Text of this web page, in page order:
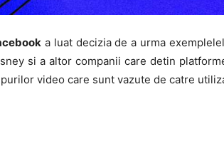
a luat decizia de a urma
si a altor companii care detin
video care sunt vazute de catre